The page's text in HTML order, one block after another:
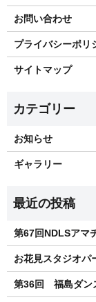
お問い合わせ
プライバシーポリ
サイトマップ
お知らせ
ギャラリー
第67回NDLSアマ
お花見スタジオパ
第36回 福島ダン